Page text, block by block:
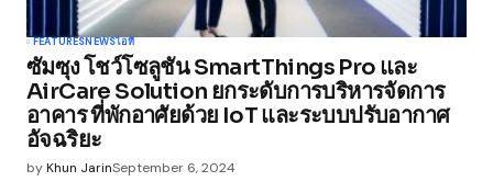
Your Name
Your E-mail*
Save my name, email, and website in this
FEATURESNEWSไอที
ซัมซุง โชว์โซลูชัน SmartThings Pro และ
AirCare Solution ยกระดับการบริหารจัดการ
อาคาร ที่พักอาศัยด้วย IoT และระบบปรับอากาศ
อัจฉริยะ
byKhun JarinSeptember 6, 2024